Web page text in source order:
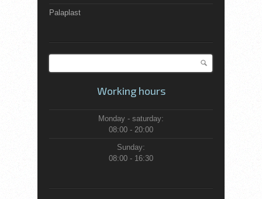
Palaplast
Search
Working hours
Monday - saturday:
08:00 - 20:00
Sunday:
08:00 - 16:30